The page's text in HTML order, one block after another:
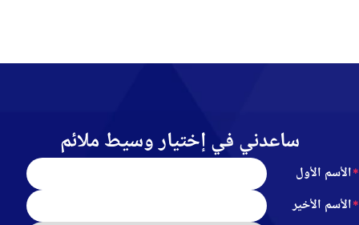
ساعدني في إختيار وسيط ملائم
الأسم الأول
الأسم الأخير